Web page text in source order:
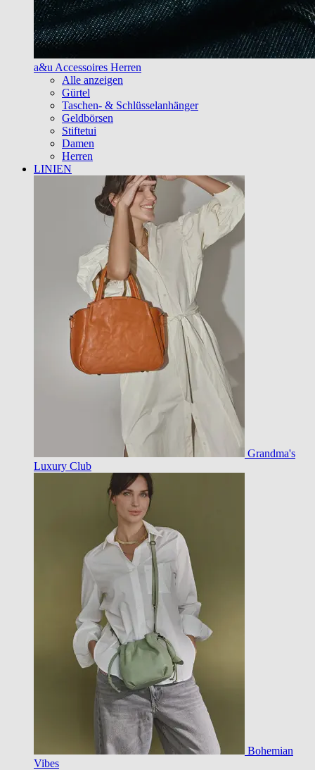
a&u Accessoires Herren
Alle anzeigen
Gürtel
Taschen- & Schlüsselanhänger
Geldbörsen
Stiftetui
Damen
Herren
LINIEN
Grandma's
Luxury Club
Bohemian
Vibes